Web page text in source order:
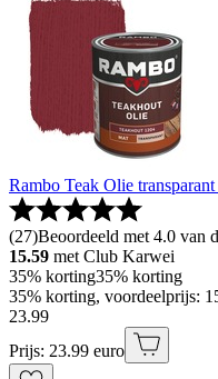
Rambo Teak Olie
(27)Beoordeeld met 4.0 van
15.59 met Club Karwei
35% korting35% korting
35% korting, voordeelprijs:
23.99
Prijs: 23.99 euro